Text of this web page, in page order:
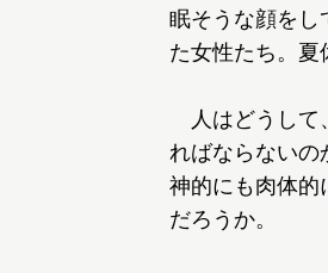
眠そうな顔をし
た女性たち。夏
人はどうして
ればならないの
神的にも肉体的
だろうか。